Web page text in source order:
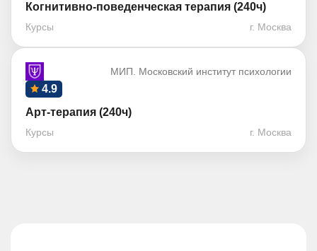
Когнитивно-поведенческая терапия (240ч)
Курсы г. Москва
МИП. Московский институт психологии
4.9
Арт-терапия (240ч)
Курсы г. Москва